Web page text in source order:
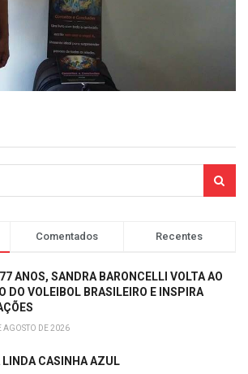
Comentados Recentes
ANOS, SANDRA BARONCELLI VOLTA AO
DO VOLEIBOL BRASILEIRO E INSPIRA
AGOSTO DE 2026
LINDA CASINHA AZUL